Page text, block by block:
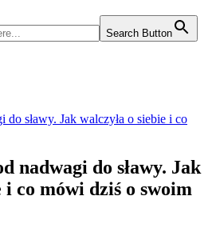
Search Button
do sławy. Jak walczyła o siebie i co
nadwagi do sławy. Jak
i co mówi dziś o swoim